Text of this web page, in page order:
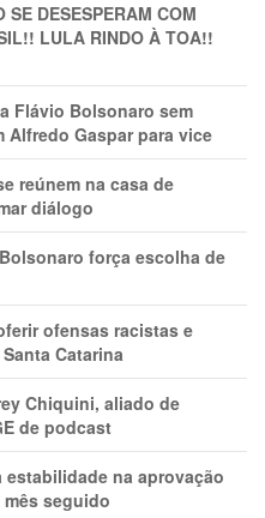
DESESPERAM COM
LULA RINDO À TOA!!
Flávio Bolsonaro sem
Alfredo Gaspar para vice
reúnem na casa de
diálogo
força escolha de
ofensas racistas e
Catarina
Chiquini, aliado de
de podcast
na aprovação
seguido